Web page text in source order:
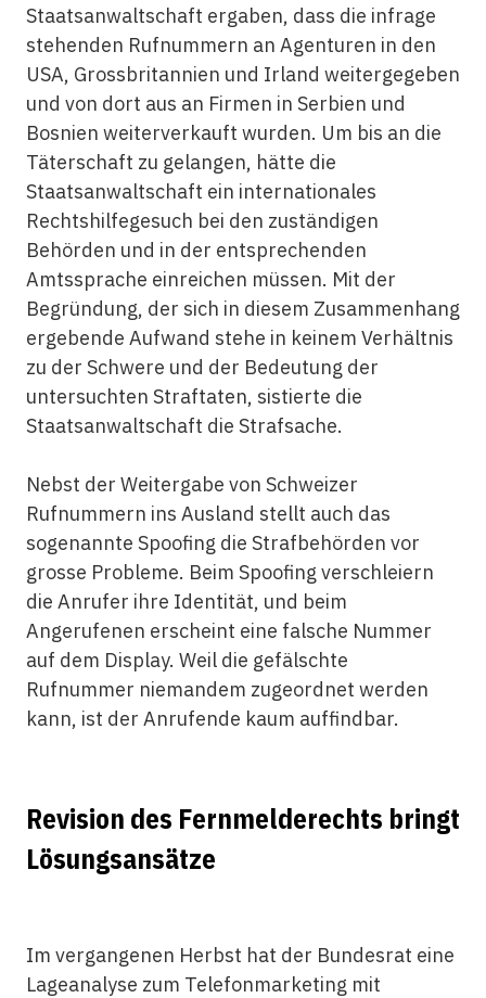
Staatsanwaltschaft ergaben, dass die infrage
stehenden Rufnummern an Agenturen in den
USA, Grossbritannien und Irland weitergegeben
und von dort aus an Firmen in Serbien und
Bosnien weiterverkauft wurden. Um bis an die
Täterschaft zu gelangen, hätte die
Staatsanwaltschaft ein internationales
Rechtshilfegesuch bei den zuständigen
Behörden und in der entsprechenden
Amtssprache einreichen müssen. Mit der
Begründung, der sich in diesem Zusammenhang
ergebende Aufwand stehe in keinem Verhältnis
zu der Schwere und der Bedeutung der
untersuchten Straftaten, sistierte die
Staatsanwaltschaft die Strafsache.
Nebst der Weitergabe von Schweizer
Rufnummern ins Ausland stellt auch das
sogenannte Spoofing die Strafbehörden vor
grosse Probleme. Beim Spoofing verschleiern
die Anrufer ihre Identität, und beim
Angerufenen erscheint eine falsche Nummer
auf dem Display. Weil die gefälschte
Rufnummer niemandem zugeordnet werden
kann, ist der Anrufende kaum auffindbar.
Revision des Fernmelderechts bringt
Lösungsansätze
Im vergangenen Herbst hat der Bundesrat eine
Lageanalyse zum Telefonmarketing mit